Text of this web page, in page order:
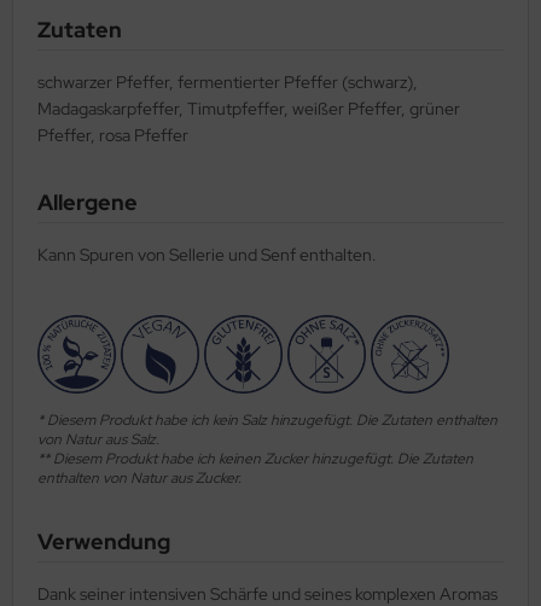
Zutaten
schwarzer Pfeffer, fermentierter Pfeffer (schwarz),
Madagaskarpfeffer, Timutpfeffer, weißer Pfeffer, grüner
Pfeffer, rosa Pfeffer
Allergene
Kann Spuren von Sellerie und Senf enthalten.
* Diesem Produkt habe ich kein Salz hinzugefügt. Die Zutaten enthalten
von Natur aus Salz.
** Diesem Produkt habe ich keinen Zucker hinzugefügt. Die Zutaten
enthalten von Natur aus Zucker.
Verwendung
Dank seiner intensiven Schärfe und seines komplexen Aromas